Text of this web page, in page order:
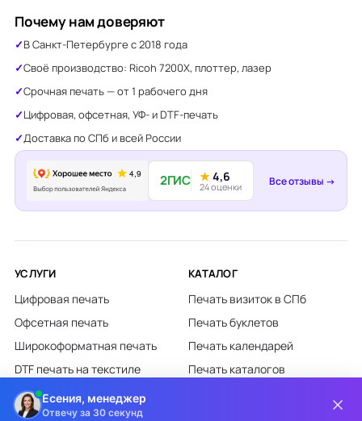
Почему нам доверяют
В Санкт-Петербурге с 2018 года
Своё производство: Ricoh 7200X, плоттер, лазер
Срочная печать — от 1 рабочего дня
Цифровая, офсетная, УФ- и DTF-печать
Доставка по СПб и всей России
2ГИС ★4,6
24 оценки Все отзывы →
УСЛУГИ
Цифровая печать
Офсетная печать
Широкоформатная печать
DTF печать на текстиле
Лазерная гравировка
КАТАЛОГ
Печать визиток в СПб
Печать буклетов
Печать календарей
Печать каталогов
Есения, менеджер
Отвечу за 30 секунд